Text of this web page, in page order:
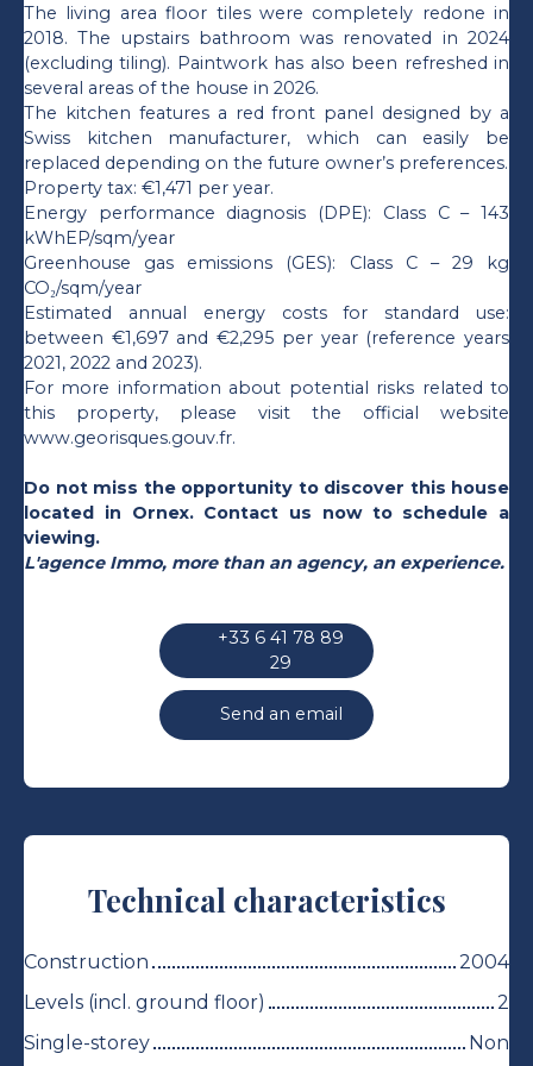
The living area floor tiles were completely redone in
2018. The upstairs bathroom was renovated in 2024
(excluding tiling). Paintwork has also been refreshed in
several areas of the house in 2026.
The kitchen features a red front panel designed by a
Swiss kitchen manufacturer, which can easily be
replaced depending on the future owner’s preferences.
Property tax: €1,471 per year.
Energy performance diagnosis (DPE): Class C – 143
kWhEP/sqm/year
Greenhouse gas emissions (GES): Class C – 29 kg
CO₂/sqm/year
Estimated annual energy costs for standard use:
between €1,697 and €2,295 per year (reference years
2021, 2022 and 2023).
For more information about potential risks related to
this property, please visit the official website
www.georisques.gouv.fr.
Do not miss the opportunity to discover this house
located in Ornex. Contact us now to schedule a
viewing.
L'agence Immo, more than an agency, an experience.
+33 6 41 78 89
29
Send an email
Technical characteristics
Construction
2004
Levels (incl. ground floor)
2
Single-storey
Non